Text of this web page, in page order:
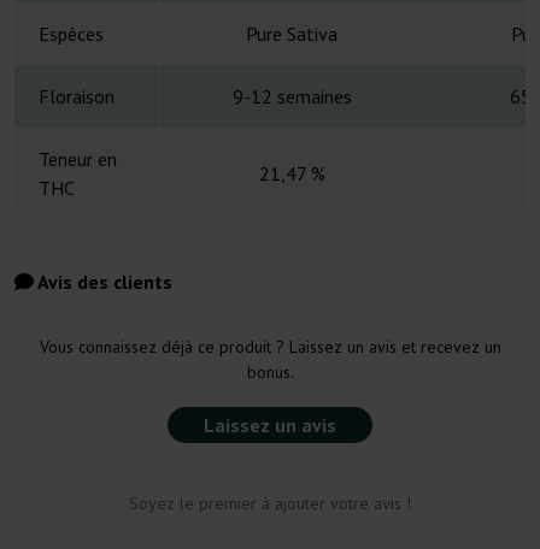
Espèces Pure Sativa
Floraison 9-12 semaines
Teneur en
THC
21,47 %
Avis des clients
Vous connaissez déjà ce produit ? Laissez un avis et recevez un
bonus.
Laissez un avis
Soyez le premier à ajouter votre avis !